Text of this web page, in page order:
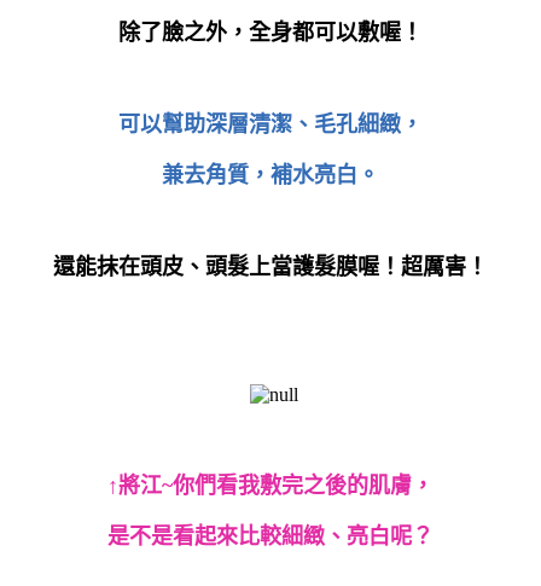
除了臉之外，全身都可以敷喔！
可以幫助深層清潔、毛孔細緻，
兼去角質，補水亮白。
還能抹在頭皮、頭髮上當護髮膜喔！超厲害！
↑將江~你們看我敷完之後的肌膚，
是不是看起來比較細緻、亮白呢？